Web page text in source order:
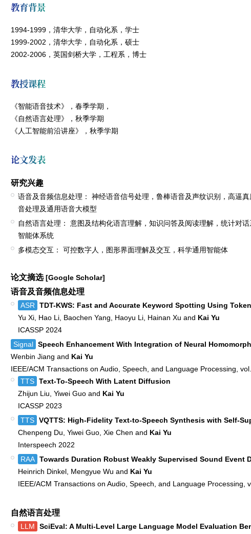
教育背景
1994-1999，清华大学，自动化系，学士
1999-2002，清华大学，自动化系，硕士
2002-2006，英国剑桥大学，工程系，博士
教授课程
《智能语音技术》，春季学期，
《自然语言处理》，秋季学期
《人工智能前沿讲座》，秋季学期
论文发表
研究兴趣
语音及音频信息处理：
神经语音信号处理，鲁棒语音及声纹识别，高逼
音处理及通用语音大模型
自然语言处理：
意图及结构化语言理解，知识问答及阅读理解，统计对
智能体系统
多模态交互：
可控数字人，图形界面理解及交互，科学通用智能体
论文摘选[Google Scholar]
语音及音频信息处理
ASR
TDT-KWS: Fast and Accurate Keyword Spotting Using
Yu Xi, Hao Li, Baochen Yang, Haoyu Li, Hainan Xu and Kai Yu
ICASSP 2024
Signal Speech Enhancement With Integration of Neural
Wenbin Jiang and Kai Yu
IEEE/ACM Transactions on Audio, Speech, and Language Processing,
TTS Text-To-Speech With Latent Diffusion
Zhijun Liu, Yiwei Guo and Kai Yu
ICASSP 2023
TTS VQTTS: High-Fidelity Text-to-Speech Synthesis with Self-
Chenpeng Du, Yiwei Guo, Xie Chen and Kai Yu
Interspeech 2022
RAA Towards Duration Robust Weakly Supervised Sound Event
Heinrich Dinkel, Mengyue Wu and Kai Yu
IEEE/ACM Transactions on Audio, Speech, and Language Processing,
自然语言处理
LLM
SciEval: A Multi-Level Large Language Model Evaluation